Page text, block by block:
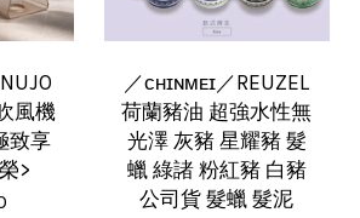
風機
致享
>
／ᴄʜɪɴᴍᴇɪ／REUZEL
荷蘭豬油 超強水性無
光澤 灰豬 星耀豬 髮
蠟 綠諸 粉紅豬 白豬
公司貨 髮蠟 髮泥